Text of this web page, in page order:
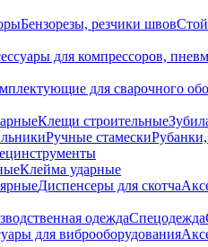
Бензорезы, резчики швов
для компрессоров,
для сварочного
Клещи строительные
Ручные стамески
Клейма ударные
Диспенсеры для скотча
одеждаСпецодежда
для виброоборудования